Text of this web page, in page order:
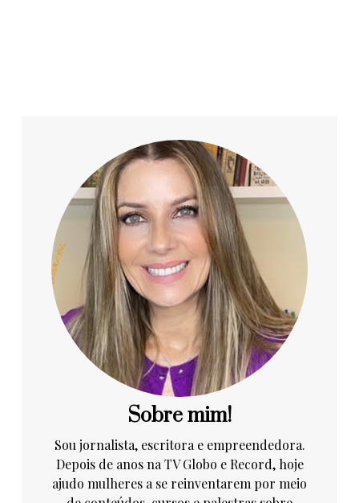
Sobre mim!
Sou jornalista, escritora e empreendedora.
Depois de anos na TV Globo e Record, hoje
ajudo mulheres a se reinventarem por meio